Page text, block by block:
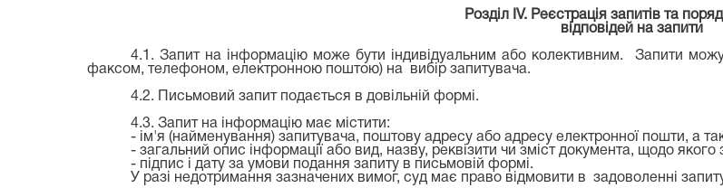
Розділ IV. Реєстрація запитів та
відповідей на запити
4.1. Запит на інформацію може бути індивідуальним або колективним. Запити
факсом, телефоном, електронною поштою) на вибір запитувача.
4.2. Письмовий запит подається в довільній формі.
4.3. Запит на інформацію має містити:
- ім'я (найменування) запитувача, поштову адресу або адресу електронної пошти, а
- загальний опис інформації або вид, назву, реквізити чи зміст документа, щодо
- підпис і дату за умови подання запиту в письмовій формі.
У разі недотримання зазначених вимог, суд має право відмовити в задоволенні